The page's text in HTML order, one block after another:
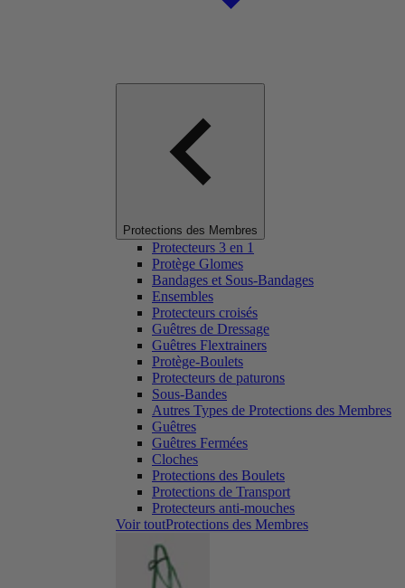
Protections des Membres
Protecteurs 3 en 1
Protège Glomes
Bandages et Sous-Bandages
Ensembles
Protecteurs croisés
Guêtres de Dressage
Guêtres Flextrainers
Protège-Boulets
Protecteurs de paturons
Sous-Bandes
Autres Types de Protections des Membres
Guêtres
Guêtres Fermées
Cloches
Protections des Boulets
Protections de Transport
Protecteurs anti-mouches
Voir toutProtections des Membres